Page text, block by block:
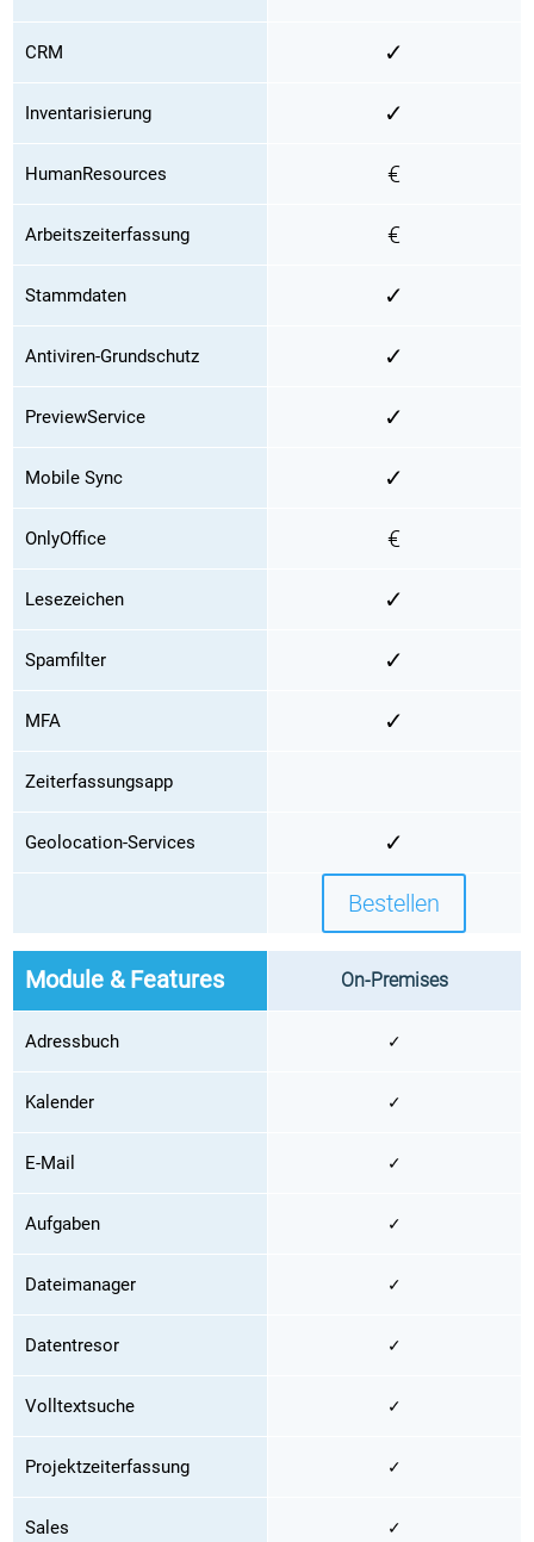
CRM
Inventarisierung
HumanResources
Arbeitszeiterfassung
Stammdaten
Antiviren-Grundschutz
PreviewService
Mobile Sync
OnlyOffice
Lesezeichen
Spamfilter
MFA
Zeiterfassungsapp
Geolocation-Services
✓
✓
€
€
✓
✓
✓
✓
€
✓
✓
✓
✓
Bestellen
Module & Features
Adressbuch
Kalender
E-Mail
Aufgaben
Dateimanager
Datentresor
Volltextsuche
Projektzeiterfassung
Sales
On-Premises
✓
✓
✓
✓
✓
✓
✓
✓
✓